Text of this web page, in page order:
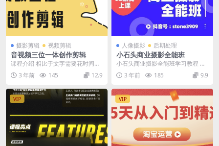
摄影剪辑 视频剪辑
音视频三位一体创作剪辑
课程介绍 相比于文字需要花时间阅
读理解，图片没有连贯性，视频能
够大大降低人们的理...
3 年前 145 12.9
人像摄影 后期处理
小石头商业摄影全能班
小石头商业摄影全能班学习教程 颠
覆你的摄影思维，让你一张图片提
升10倍议价，从3...
3 年前 185 9.9
VIP VIP